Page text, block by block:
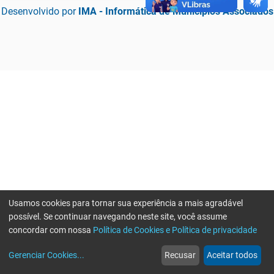
Desenvolvido por IMA - Informática de Municípios Associados
web
Notícias
more_horiz
Mais
Usamos cookies para tornar sua experiência a mais agradável
possível. Se continuar navegando neste site, você assume
concordar com nossa Política de Cookies e Política de privacidade
Gerenciar Cookies... Recusar Aceitar todos
Erro ao enviar informações, por favor tente novamente